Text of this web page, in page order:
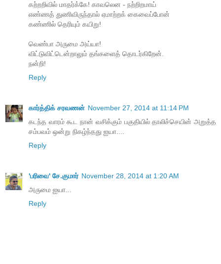
கற்றறிவில் மாதர்க்கே! காவலென - நற்றிறமாய்
எண்ணத் துணிவிருந்தால் ஏமாற்றக் கைவைப்போன்
கண்ணில் தெரியும் கயிறு!
வெண்பா அருமை அய்யா!
விட்டுவிட்டென்றாலும் தங்களைத் தொடர்கிறேன்.
நன்றி!
Reply
கார்த்திக் சரவணன் November 27, 2014 at 11:14 PM
கடந்த வாரம் கூட நான் வசிக்கும் பகுதியில் தாலிச்செயின் அறுத்த
சம்பவம் ஒன்று நிகழ்ந்தது ஐயா....
Reply
'பரிவை' சே.குமார் November 28, 2014 at 1:20 AM
அருமை ஐயா...
Reply